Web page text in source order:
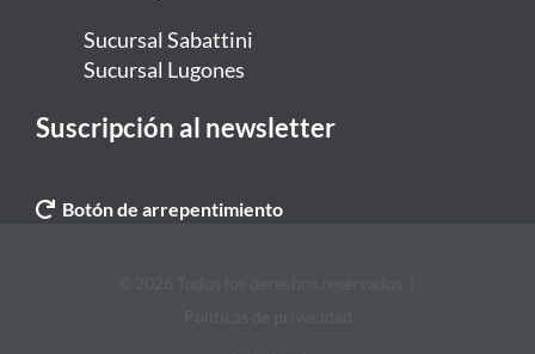
Sucursal Sabattini
Sucursal Lugones
Suscripción al newsletter
Botón de arrepentimiento